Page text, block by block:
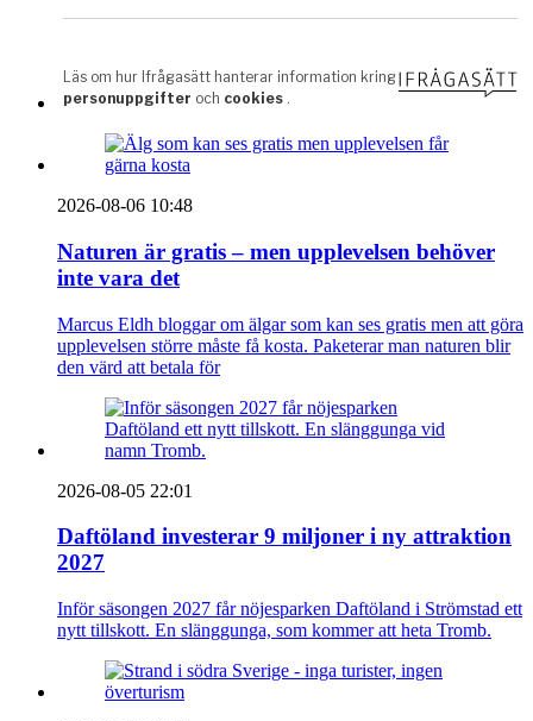
2026-08-06 10:48
Naturen är gratis – men upplevelsen behöver
inte vara det
Marcus Eldh bloggar om älgar som kan ses gratis men att göra
upplevelsen större måste få kosta. Paketerar man naturen blir
den värd att betala för
2026-08-05 22:01
Daftöland investerar 9 miljoner i ny attraktion
2027
Inför säsongen 2027 får nöjesparken Daftöland i Strömstad ett
nytt tillskott. En slänggunga, som kommer att heta Tromb.